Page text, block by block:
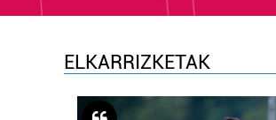
ELKARRIZKETAK